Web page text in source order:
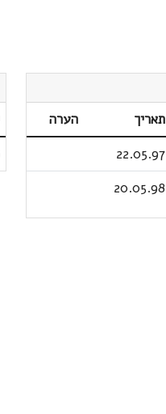
תאריך
הערה
22.05.97
20.05.98